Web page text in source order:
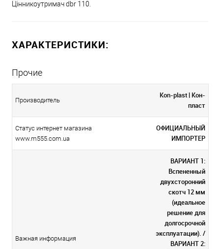
Цінникоутримач dbr 110.
ХАРАКТЕРИСТИКИ:
Прочие
Производитель
Kon-plast | Кон-
пласт
Статус интернет магазина
www.m555.com.ua
ОФИЦИАЛЬНЫЙ
ИМПОРТЕР
Важная информация
ВАРИАНТ 1:
Вспененный
двухсторонний
скотч 12 мм
(идеальное
решение для
долгосрочной
эксплуатации). /
ВАРИАНТ 2: